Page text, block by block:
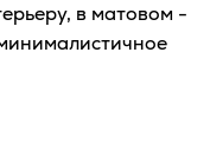
в матовом -